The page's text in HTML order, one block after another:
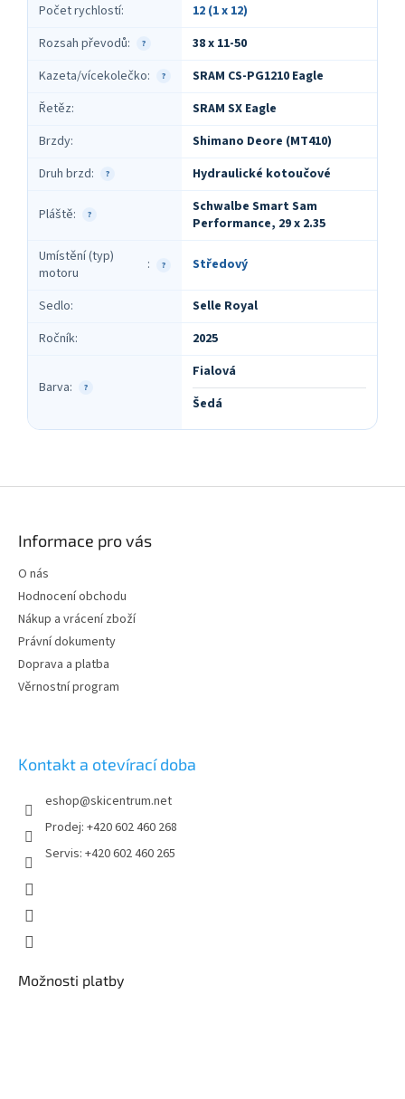
Počet rychlostí: 12 (1 x 12)
?
Rozsah převodů: 38 x 11-50
?
Kazeta/vícekolečko:
SRAM CS-PG1210 Eagle
Řetěz:
SRAM SX Eagle
Brzdy: Shimano Deore (MT410)
?
Druh brzd: Hydraulické kotoučové
?
Pláště:
Schwalbe Smart Sam
Performance, 29 x 2.35
?
Umístění (typ)
motoru
: Středový
Sedlo:
Selle Royal
Ročník: 2025
?
Barva:
Fialová
Šedá
Informace pro vás
O nás
Hodnocení obchodu
Nákup a vrácení zboží
Právní dokumenty
Doprava a platba
Věrnostní program
Kontakt a otevírací doba
eshop@skicentrum.net
Prodej: +420 602 460 268
Servis: +420 602 460 265
Možnosti platby